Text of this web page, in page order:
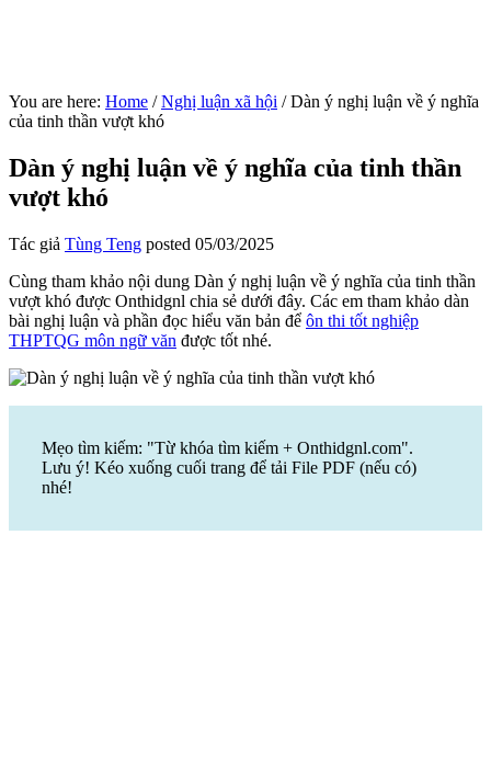
You are here: Home / Nghị luận xã hội /Dàn ý nghị luận về ý nghĩa
của tinh thần vượt khó
Dàn ý nghị luận về ý nghĩa của tinh thần
vượt khó
Tác giả Tùng Teng posted 05/03/2025
Cùng tham khảo nội dung Dàn ý nghị luận về ý nghĩa của tinh thần
vượt khó được Onthidgnl chia sẻ dưới đây. Các em tham khảo dàn
bài nghị luận và phần đọc hiểu văn bản để ôn thi tốt nghiệp
THPTQG môn ngữ văn được tốt nhé.
Mẹo tìm kiếm: "Từ khóa tìm kiếm + Onthidgnl.com".
Lưu ý! Kéo xuống cuối trang để tải File PDF (nếu có)
nhé!